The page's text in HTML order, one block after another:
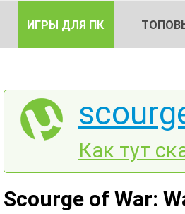
ИГРЫ ДЛЯ ПК
Как тут
Scourge of War: